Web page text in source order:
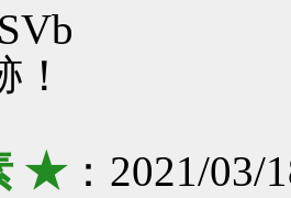
★：2021/03/